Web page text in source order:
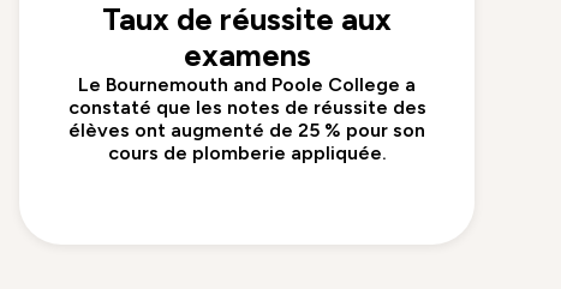
Taux de réussite aux
examens
Le Bournemouth and Poole College a
constaté que les notes de réussite des
élèves ont augmenté de 25 % pour son
cours de plomberie appliquée.